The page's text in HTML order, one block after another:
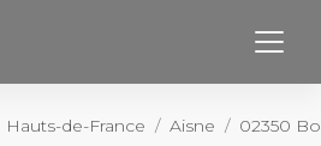
Hauts-de-France Aisne 02350